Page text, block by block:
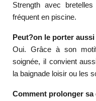
Strength avec
fréquent en piscine.
Peut?on le porter
Oui. Grâce à son
soignée, il convient
la baignade loisir ou les
Comment prolonger sa